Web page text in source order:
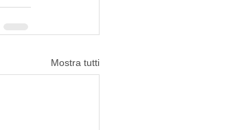
Mostra tutti